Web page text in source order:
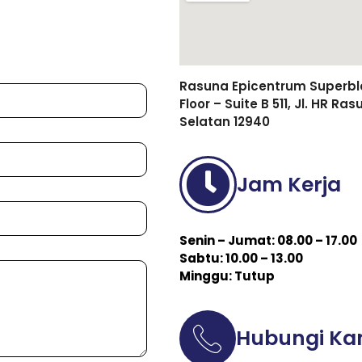
Rasuna Epicentrum
Floor – Suite B 511, Jl. HR
Selatan 12940
Jam Kerja
Senin – Jumat: 08.00 – 17.00
Sabtu: 10.00 – 13.00
Minggu: Tutup
Hubungi